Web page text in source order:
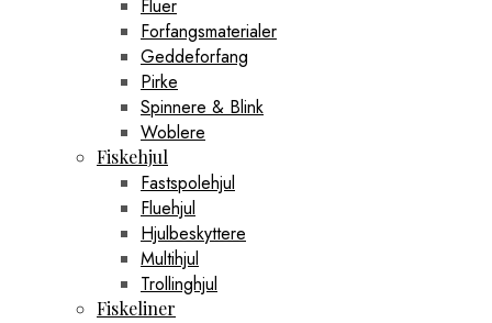
Fluer
Forfangsmaterialer
Geddeforfang
Pirke
Spinnere & Blink
Woblere
Fiskehjul
Fastspolehjul
Fluehjul
Hjulbeskyttere
Multihjul
Trollinghjul
Fiskeliner